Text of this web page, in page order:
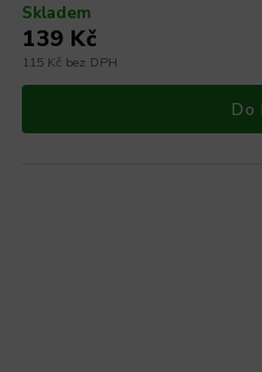
Skladem
115 Kč bez DPH
139 Kč
Do